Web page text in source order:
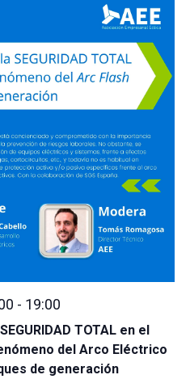
TOTAL en el
del Arco Eléctrico
de generación
- 19:00